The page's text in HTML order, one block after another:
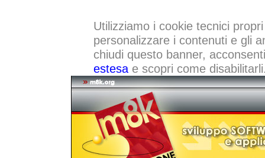
Utilizziamo i cookie tecnici
personalizzare i contenuti e gli
chiudi questo banner,
estesae scopri come